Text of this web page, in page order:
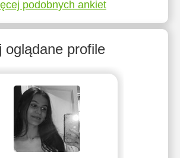
podobnych ankiet
oglądane profile